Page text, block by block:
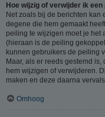
Hoe wijzig of verwijder ik een
Net zoals bij de berichten
degene die hem gemaakt
peiling te wijzigen moet je het
(hieraan is de peiling
kunnen gebruikers de peiling
Maar, als er reeds gestemd
hem wijzigen of verwijderen.
maken en deze daarna
Omhoog